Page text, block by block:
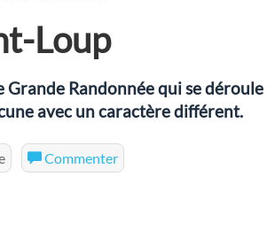
Loup
Grande Randonnée qui se déroule
avec un caractère différent.
Commenter